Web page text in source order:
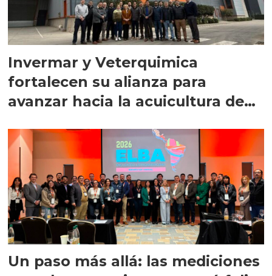
Invermar y Veterquimica
fortalecen su alianza para
avanzar hacia la acuicultura de
Un paso más allá: las mediciones